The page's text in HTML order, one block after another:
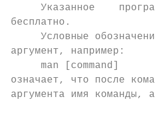
Указанное
бесплатно.
Условные
аргумент, например:
     man [command]
означает, что после
аргумента имя команды,